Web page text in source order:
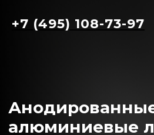
+7 (495) 108-73-97
от производителя